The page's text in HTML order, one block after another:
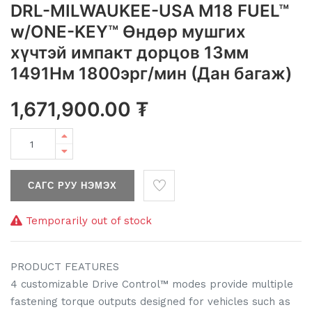
DRL-MILWAUKEE-USA M18 FUEL™
w/ONE-KEY™ Өндөр мушгих
хүчтэй импакт дорцов 13мм
1491Нм 1800эрг/мин (Дан багаж)
1,671,900.00 ₮
САГС РУУ НЭМЭХ
Temporarily out of stock
PRODUCT FEATURES
4 customizable Drive Control™ modes provide multiple
fastening torque outputs designed for vehicles such as